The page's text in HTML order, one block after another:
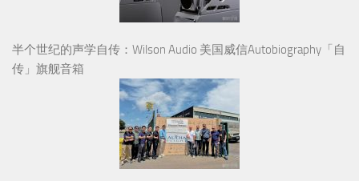
半个世纪的声学自传：Wilson Audio 美国威信Autobiography「自
传」旗舰音箱